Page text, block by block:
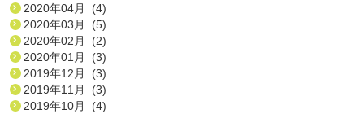
2020年04月 (4)
2020年03月 (5)
2020年02月 (2)
2020年01月 (3)
2019年12月 (3)
2019年11月 (3)
2019年10月 (4)